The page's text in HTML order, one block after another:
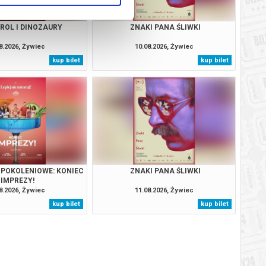
I DINOZAURY
Żywiec
kup bilet
ZNAKI PANA ŚLIWKI
10.08.2026, Żywiec
kup bilet
KONIEC
IMPREZY!
Żywiec
kup bilet
ZNAKI PANA ŚLIWKI
11.08.2026, Żywiec
kup bilet